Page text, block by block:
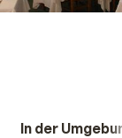
In der